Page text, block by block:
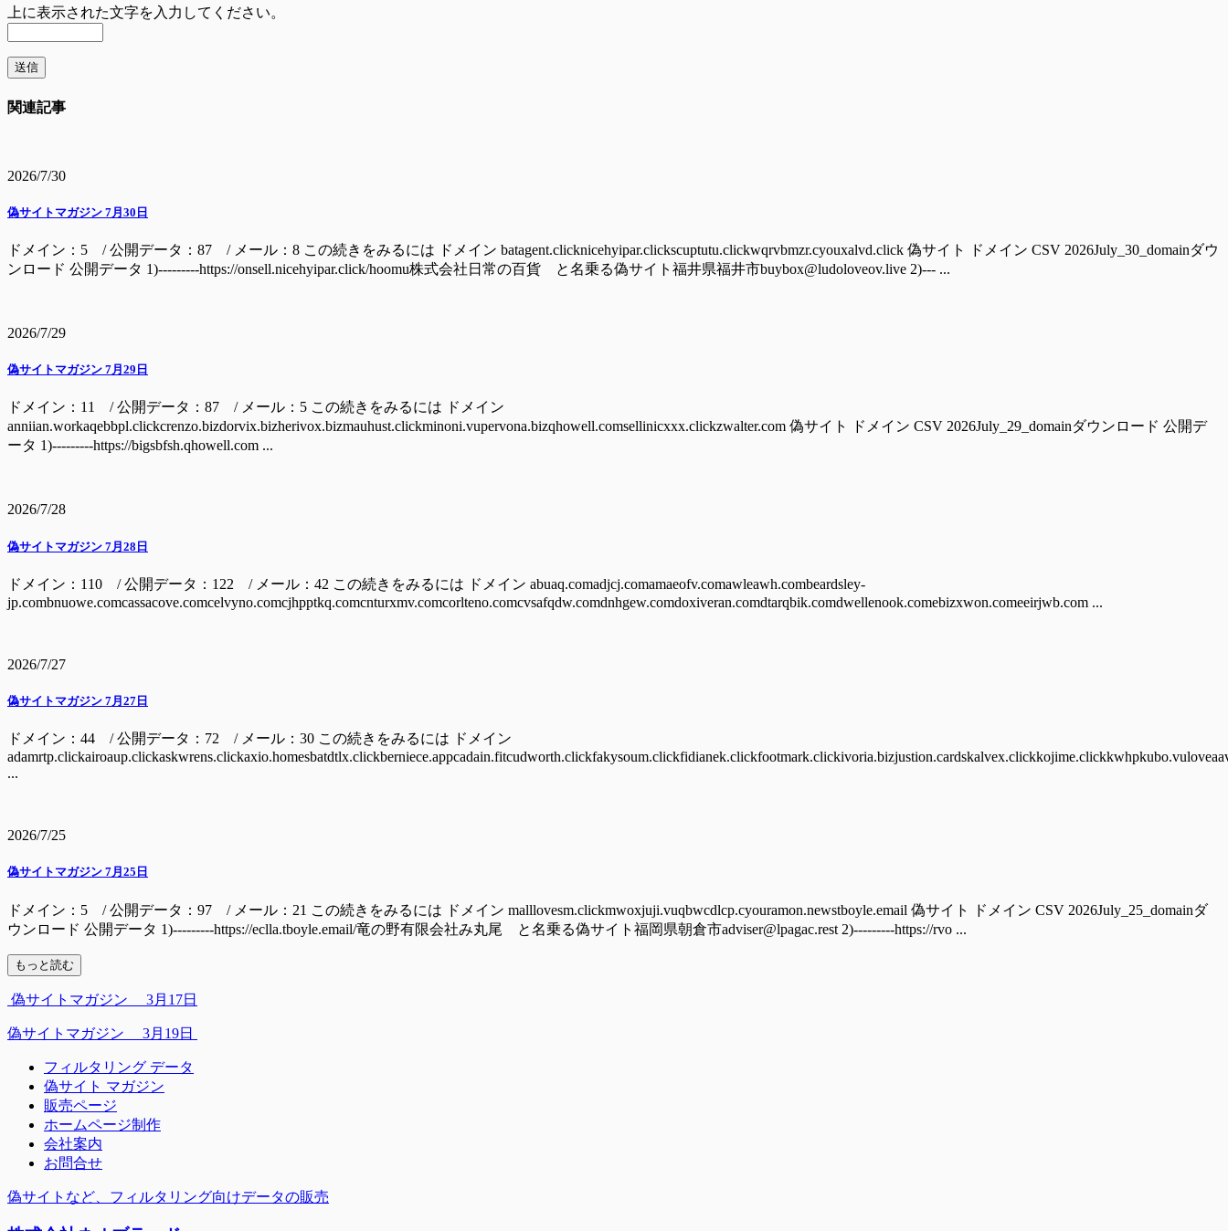
上に表示された文字を入力してください。
関連記事
2026/7/30
偽サイトマガジン 7月30日
ドメイン：5 / 公開データ：87 / メール：8 この続きをみるには ドメイン batagent.clicknicehyipar.clickscuptutu.clickwqrvbmzr.cyouxalvd.click 偽サイト ドメイン CSV 2026July_30_domainダウ
ンロード 公開データ 1)---------https://onsell.nicehyipar.click/hoomu株式会社日常の百貨 と名乗る偽サイト福井県福井市buybox@ludoloveov.live 2)--- ...
2026/7/29
偽サイトマガジン 7月29日
ドメイン：11 / 公開データ：87 / メール：5 この続きをみるには ドメイン
anniian.workaqebbpl.clickcrenzo.bizdorvix.bizherivox.bizmauhust.clickminoni.vupervona.bizqhowell.comsellinicxxx.clickzwalter.com 偽サイト ドメイン CSV 2026July_29_domainダウンロード 公開デ
ータ 1)---------https://bigsbfsh.qhowell.com ...
2026/7/28
偽サイトマガジン 7月28日
ドメイン：110 / 公開データ：122 / メール：42 この続きをみるには ドメイン abuaq.comadjcj.comamaeofv.comawleawh.combeardsley-
jp.combnuowe.comcassacove.comcelvyno.comcjhpptkq.comcnturxmv.comcorlteno.comcvsafqdw.comdnhgew.comdoxiveran.comdtarqbik.comdwellenook.comebizxwon.comeeirjwb.com ...
2026/7/27
偽サイトマガジン 7月27日
ドメイン：44 / 公開データ：72 / メール：30 この続きをみるには ドメイン
...
2026/7/25
偽サイトマガジン 7月25日
ドメイン：5 / 公開データ：97 / メール：21 この続きをみるには ドメイン malllovesm.clickmwoxjuji.vuqbwcdlcp.cyouramon.newstboyle.email 偽サイト ドメイン CSV 2026July_25_domainダ
ウンロード 公開データ 1)---------https://eclla.tboyle.email/竜の野有限会社み丸尾 と名乗る偽サイト福岡県朝倉市adviser@lpagac.rest 2)---------https://rvo ...
もっと読む
偽サイトマガジン 3月17日
偽サイトマガジン 3月19日
フィルタリング データ
偽サイト マガジン
販売ページ
ホームページ制作
会社案内
お問合せ
偽サイトなど、フィルタリング向けデータの販売